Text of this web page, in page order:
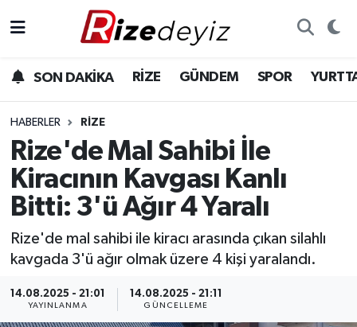
SON DAKİKA RİZE GÜNDEM SPOR
HABERLER RIZE
Rize'de Mal Sahibi İle
Kiracının Kavgası Kanlı
Bitti: 3'ü Ağır 4 Yaralı
Rize'de mal sahibi ile kiracı arasında çıkan silahlı
kavgada 3'ü ağır olmak üzere 4 kişi yaralandı.
14.08.2025 - 21:01
YAYINLANMA
14.08.2025 - 21:11
GÜNCELLEME
Gündem
Yurttan Haberler
Ekonomi
Sağlık
Rize Hava Durumu
Rize Trafik Yoğunluk Haritası
Süper Lig Puan Durumu ve Fikstür
Son Dakika Haberleri
Haber Arşivi